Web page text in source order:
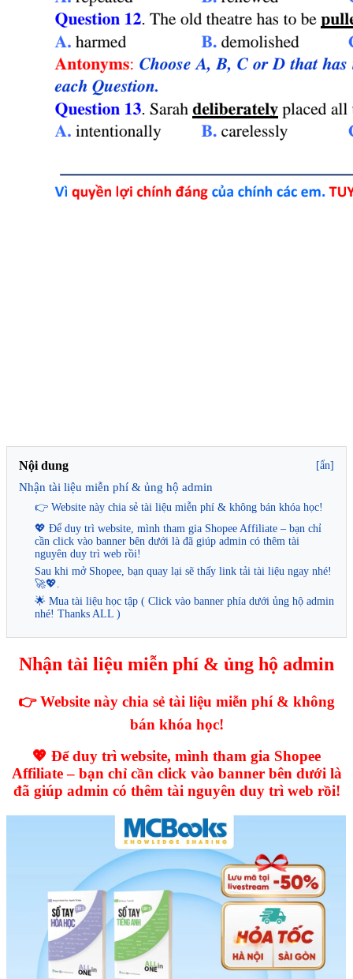
Nội dung [ẩn]
Nhận tài liệu miễn phí & ủng hộ admin
👉 Website này chia sẻ tài liệu miễn phí & không bán khóa học!
💖 Để duy trì website, mình tham gia Shopee Affiliate – bạn chỉ
cần click vào banner bên dưới là đã giúp admin có thêm tài
nguyên duy trì web rồi!
Sau khi mở Shopee, bạn quay lại sẽ thấy link tải tài liệu ngay nhé!
🚀💖.
🌟 Mua tài liệu học tập ( Click vào banner phía dưới ủng hộ admin
nhé! Thanks ALL )
Nhận tài liệu miễn phí & ủng hộ admin
👉 Website này chia sẻ tài liệu miễn phí & không
bán khóa học!
💖 Để duy trì website, mình tham gia Shopee
Affiliate – bạn chỉ cần click vào banner bên dưới là
đã giúp admin có thêm tài nguyên duy trì web rồi!